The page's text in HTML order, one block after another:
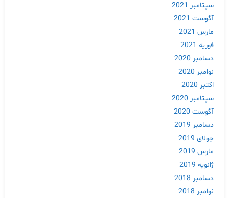
سپتامبر 2021
آگوست 2021
مارس 2021
فوریه 2021
دسامبر 2020
نوامبر 2020
اکتبر 2020
سپتامبر 2020
آگوست 2020
دسامبر 2019
جولای 2019
مارس 2019
ژانویه 2019
دسامبر 2018
نوامبر 2018